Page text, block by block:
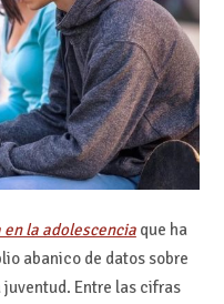
la adolescenciaque ha
abanico de datos sobre
Entre las cifras